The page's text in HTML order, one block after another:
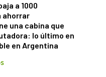
a 1000
ahorrar
una cabina que
lo último en
en Argentina